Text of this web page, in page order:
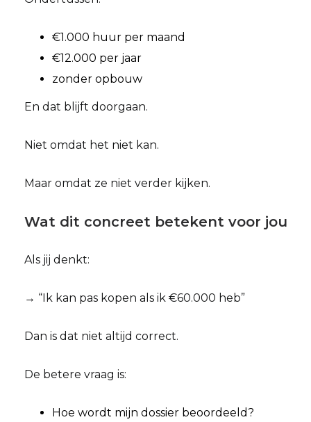
€1.000 huur per maand
€12.000 per jaar
zonder opbouw
En dat blijft doorgaan.
Niet omdat het niet kan.
Maar omdat ze niet verder kijken.
Wat dit concreet betekent voor jou
Als jij denkt:
→ “Ik kan pas kopen als ik €60.000 heb”
Dan is dat niet altijd correct.
De betere vraag is:
Hoe wordt mijn dossier beoordeeld?